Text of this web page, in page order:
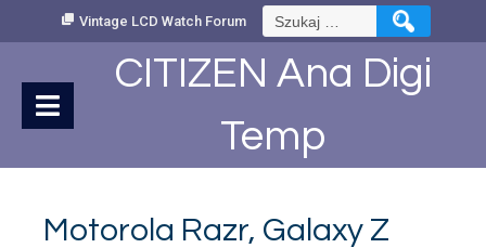
Vintage LCD Watch Forum Szukaj:
CITIZEN Ana Digi
Temp
Motorola Razr, Galaxy Z